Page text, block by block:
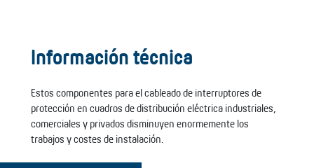
Información técnica
Estos componentes para el cableado de interruptores de
protección en cuadros de distribución eléctrica industriales,
comerciales y privados disminuyen enormemente los
trabajos y costes de instalación.